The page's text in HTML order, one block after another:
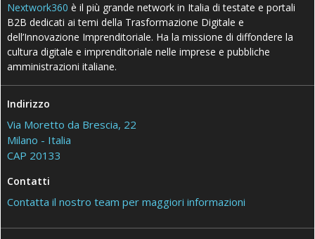
Nextwork360 è il più grande network in Italia di testate e portali
B2B dedicati ai temi della Trasformazione Digitale e
dell’Innovazione Imprenditoriale. Ha la missione di diffondere la
cultura digitale e imprenditoriale nelle imprese e pubbliche
amministrazioni italiane.
Indirizzo
Via Moretto da Brescia, 22
Milano - Italia
CAP 20133
Contatti
Contatta il nostro team per maggiori informazioni